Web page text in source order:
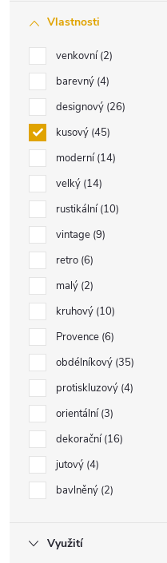
Vlastnosti
venkovní 2
barevný 4
designový 26
kusový 45
moderní 14
velký 14
rustikální 10
vintage 9
retro 6
malý 2
kruhový 10
Provence 6
obdélníkový 35
protiskluzový 4
orientální 3
dekorační 16
jutový 4
bavlněný 2
Využití